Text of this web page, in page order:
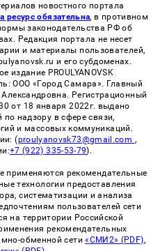
новостного портала
ресурс обязательна, в противном
законодательства РФ об
Редакция портала не несет
и материалы пользователей,
и его субдоменах.
издание PROULYANOVSK
ООО «Город Самара». Главный
Регистрационный
от 18 января 2022г. выдано
надзору в сфере связи,
и массовых коммуникаций.
(proulyanovsk73@gmail.com ,
+7 (922) 335-53-79).
применяются рекомендательные
технологии предоставления
систематизации и анализа
пользователей сети
на территории Российской
рекомендательных
обменной сети«СМИ2» (PDF),